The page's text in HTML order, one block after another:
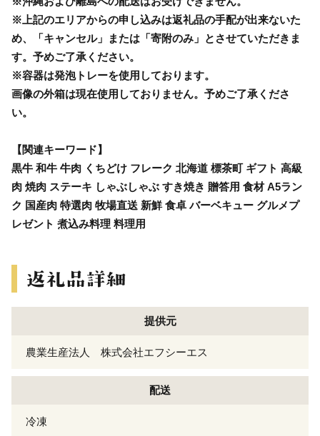
※上記のエリアからの申し込みは返礼品の手配が出来ないた
め、「キャンセル」または「寄附のみ」とさせていただきま
す。予めご了承ください。
※容器は発泡トレーを使用しております。
画像の外箱は現在使用しておりません。予めご了承くださ
い。
【関連キーワード】
黒牛 和牛 牛肉 くちどけ フレーク 北海道 標茶町 ギフト 高級
肉 焼肉 ステーキ しゃぶしゃぶ すき焼き 贈答用 食材 A5ラン
ク 国産肉 特選肉 牧場直送 新鮮 食卓 バーベキュー グルメプ
レゼント 煮込み料理 料理用
提供元
農業生産法人 株式会社エフシーエス
配送
冷凍